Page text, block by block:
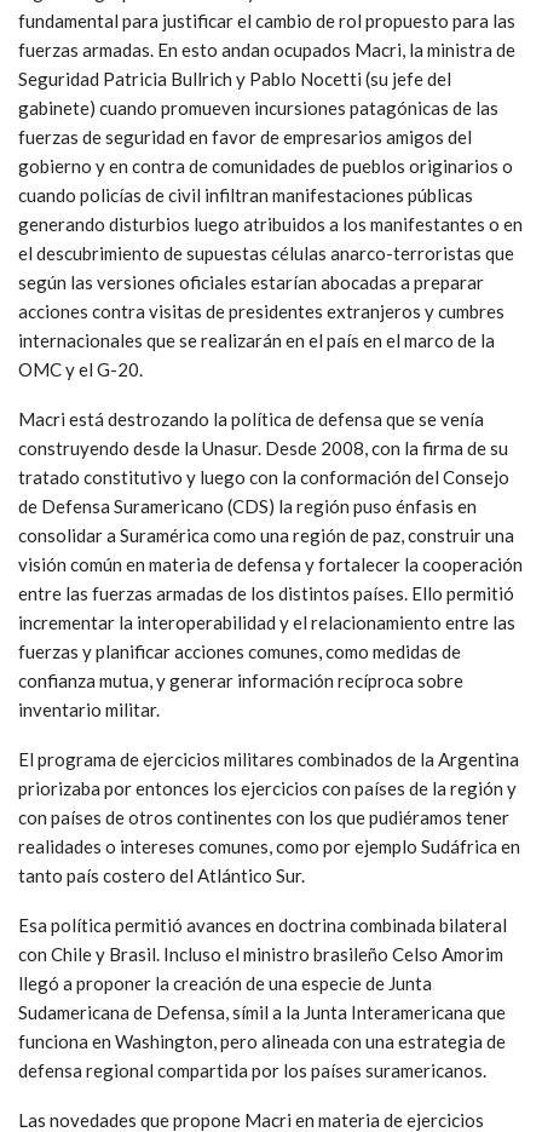
fundamental para justificar el cambio de rol propuesto para las
fuerzas armadas. En esto andan ocupados Macri, la ministra de
Seguridad Patricia Bullrich y Pablo Nocetti (su jefe del
gabinete) cuando promueven incursiones patagónicas de las
fuerzas de seguridad en favor de empresarios amigos del
gobierno y en contra de comunidades de pueblos originarios o
cuando policías de civil infiltran manifestaciones públicas
generando disturbios luego atribuidos a los manifestantes o en
el descubrimiento de supuestas células anarco-terroristas que
según las versiones oficiales estarían abocadas a preparar
acciones contra visitas de presidentes extranjeros y cumbres
internacionales que se realizarán en el país en el marco de la
OMC y el G-20.
Macri está destrozando la política de defensa que se venía
construyendo desde la Unasur. Desde 2008, con la firma de su
tratado constitutivo y luego con la conformación del Consejo
de Defensa Suramericano (CDS) la región puso énfasis en
consolidar a Suramérica como una región de paz, construir una
visión común en materia de defensa y fortalecer la cooperación
entre las fuerzas armadas de los distintos países. Ello permitió
incrementar la interoperabilidad y el relacionamiento entre las
fuerzas y planificar acciones comunes, como medidas de
confianza mutua, y generar información recíproca sobre
inventario militar.
El programa de ejercicios militares combinados de la Argentina
priorizaba por entonces los ejercicios con países de la región y
con países de otros continentes con los que pudiéramos tener
realidades o intereses comunes, como por ejemplo Sudáfrica en
tanto país costero del Atlántico Sur.
Esa política permitió avances en doctrina combinada bilateral
con Chile y Brasil. Incluso el ministro brasileño Celso Amorim
llegó a proponer la creación de una especie de Junta
Sudamericana de Defensa, símil a la Junta Interamericana que
funciona en Washington, pero alineada con una estrategia de
defensa regional compartida por los países suramericanos.
Las novedades que propone Macri en materia de ejercicios